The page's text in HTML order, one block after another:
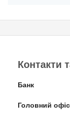
Контакти
Банк
Головний офіс